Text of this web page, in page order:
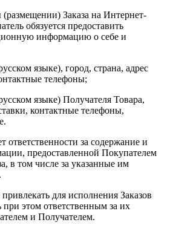
Заказа на Интернет-
обязуется предоставить
информацию о себе и
языке), город, страна, адрес
телефоны;
языке) Получателя Товара,
контактные телефоны,
ответственности за содержание и
предоставленной Покупателем
в том числе за указанные им
для исполнения Заказов
при этом ответственным за их
и Получателем.